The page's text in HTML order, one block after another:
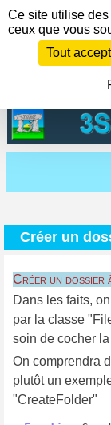
Créer un
Créer un dossier
Dans les faits,
par la classe
soin de cocher
On comprendra
plutôt un
"CreateFolder"
Panneau de
Ce site utilise
ceux que vous
Tout